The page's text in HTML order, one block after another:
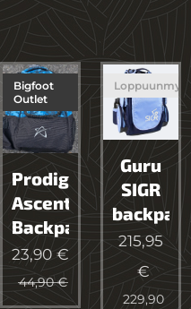
Prodigy
Ascent
Backpack
Bigfoot
Outlet
23,90 €
44,90€
Guru
SIGR
215,95
€
229,90